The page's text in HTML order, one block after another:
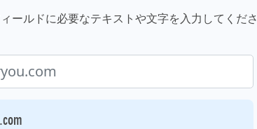
ールドに必要なテキストや文字を入力してくださ